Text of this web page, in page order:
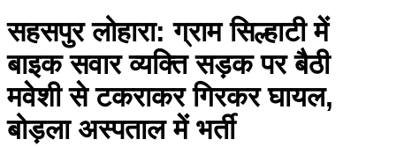
सहसपुर लोहारा: ग्राम सिल्हाटी में
बाइक सवार व्यक्ति सड़क पर बैठी
मवेशी से टकराकर गिरकर घायल,
बोड़ला अस्पताल में भर्ती